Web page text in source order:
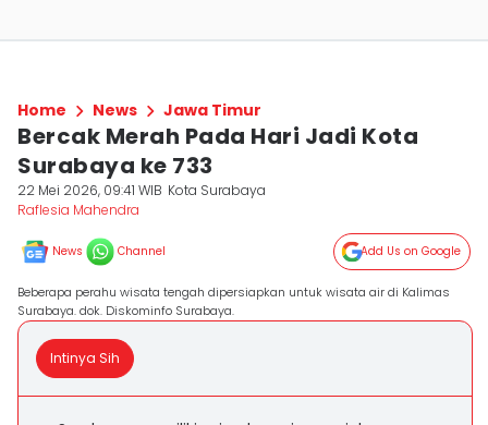
Home News Jawa Timur
Bercak Merah Pada Hari Jadi Kota
Surabaya ke 733
22 Mei 2026, 09:41 WIB Kota Surabaya
Raflesia Mahendra
News Channel Add Us on Google
Beberapa perahu wisata tengah dipersiapkan untuk wisata air di Kalimas
Surabaya. dok. Diskominfo Surabaya.
Intinya Sih